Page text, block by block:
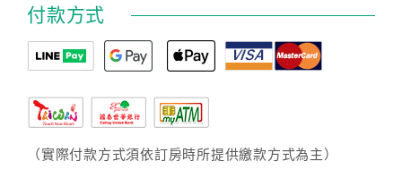
付款方式
（實際付款方式須依訂房時所提供繳款方式為主）